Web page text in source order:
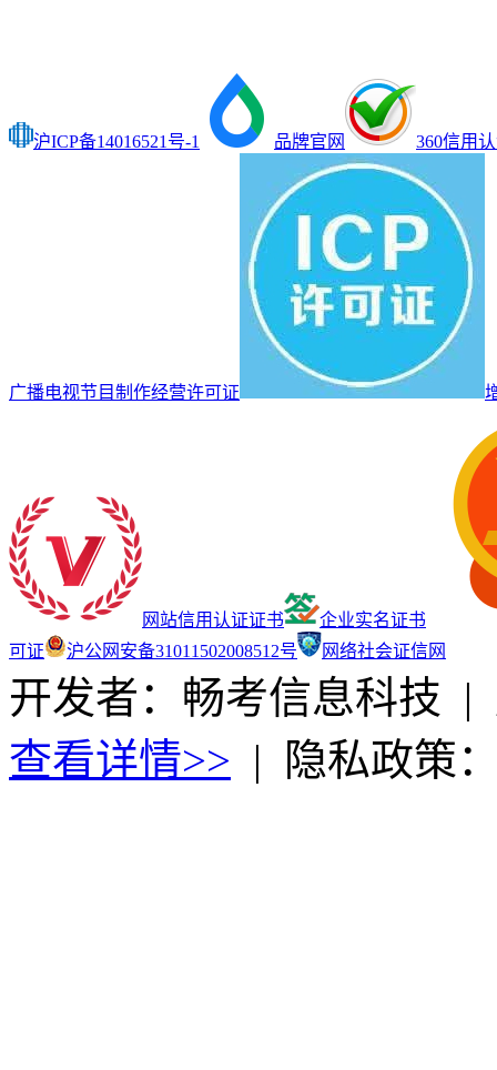
沪ICP备14016521号-1 品牌官网 360信用
广播电视节目制作经营许可证
网站信用认证证书
企业实名证书
可证
沪公网安备31011502008512号 网络社会证信网
开发者：畅考信息科技 |
查看详情>> | 隐私政策